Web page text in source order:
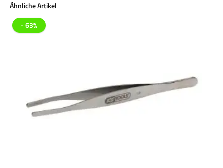
Produktgalerie überspringen
Ähnliche Artikel
- 63%